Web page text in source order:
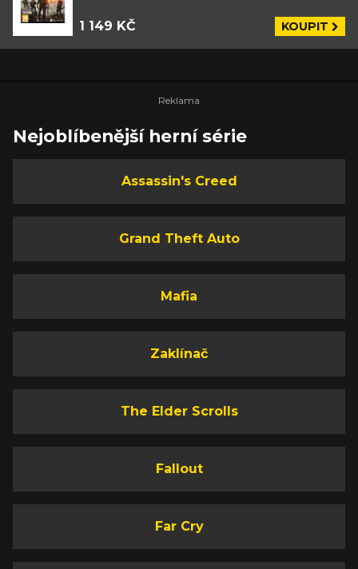
1 149 KČ KOUPIT
Nejoblíbenější herní série
Assassin's Creed
Grand Theft Auto
Mafia
Zaklínač
The Elder Scrolls
Fallout
Far Cry